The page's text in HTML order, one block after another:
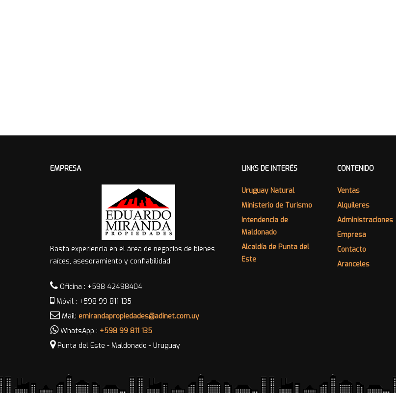
EMPRESA
Basta experiencia en el área de negocios de bienes
raíces, asesoramiento y confiabilidad
Oficina : +598 42498404
Móvil : +598 99 811 135
Mail: emirandapropiedades@adinet.com.uy
WhatsApp : +598 99 811 135
Punta del Este - Maldonado - Uruguay
LINKS DE INTERÉS
Uruguay Natural
Ministerio de Turismo
Intendencia de
Maldonado
Alcaldía de Punta del
Este
CONTENIDO
Ventas
Alquileres
Administraciones
Empresa
Contacto
Aranceles